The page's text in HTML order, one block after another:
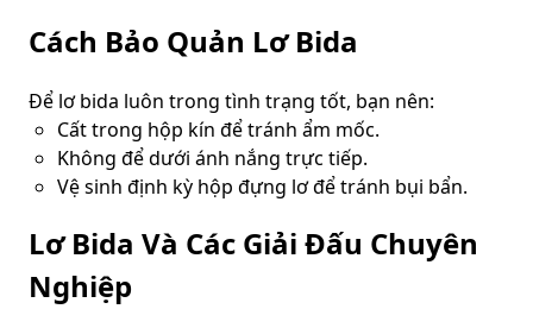
Cách Bảo Quản Lơ Bida
Để lơ bida luôn trong tình trạng tốt, bạn nên:
Cất trong hộp kín để tránh ẩm mốc.
Không để dưới ánh nắng trực tiếp.
Vệ sinh định kỳ hộp đựng lơ để tránh bụi bẩn.
Lơ Bida Và Các Giải Đấu Chuyên
Nghiệp